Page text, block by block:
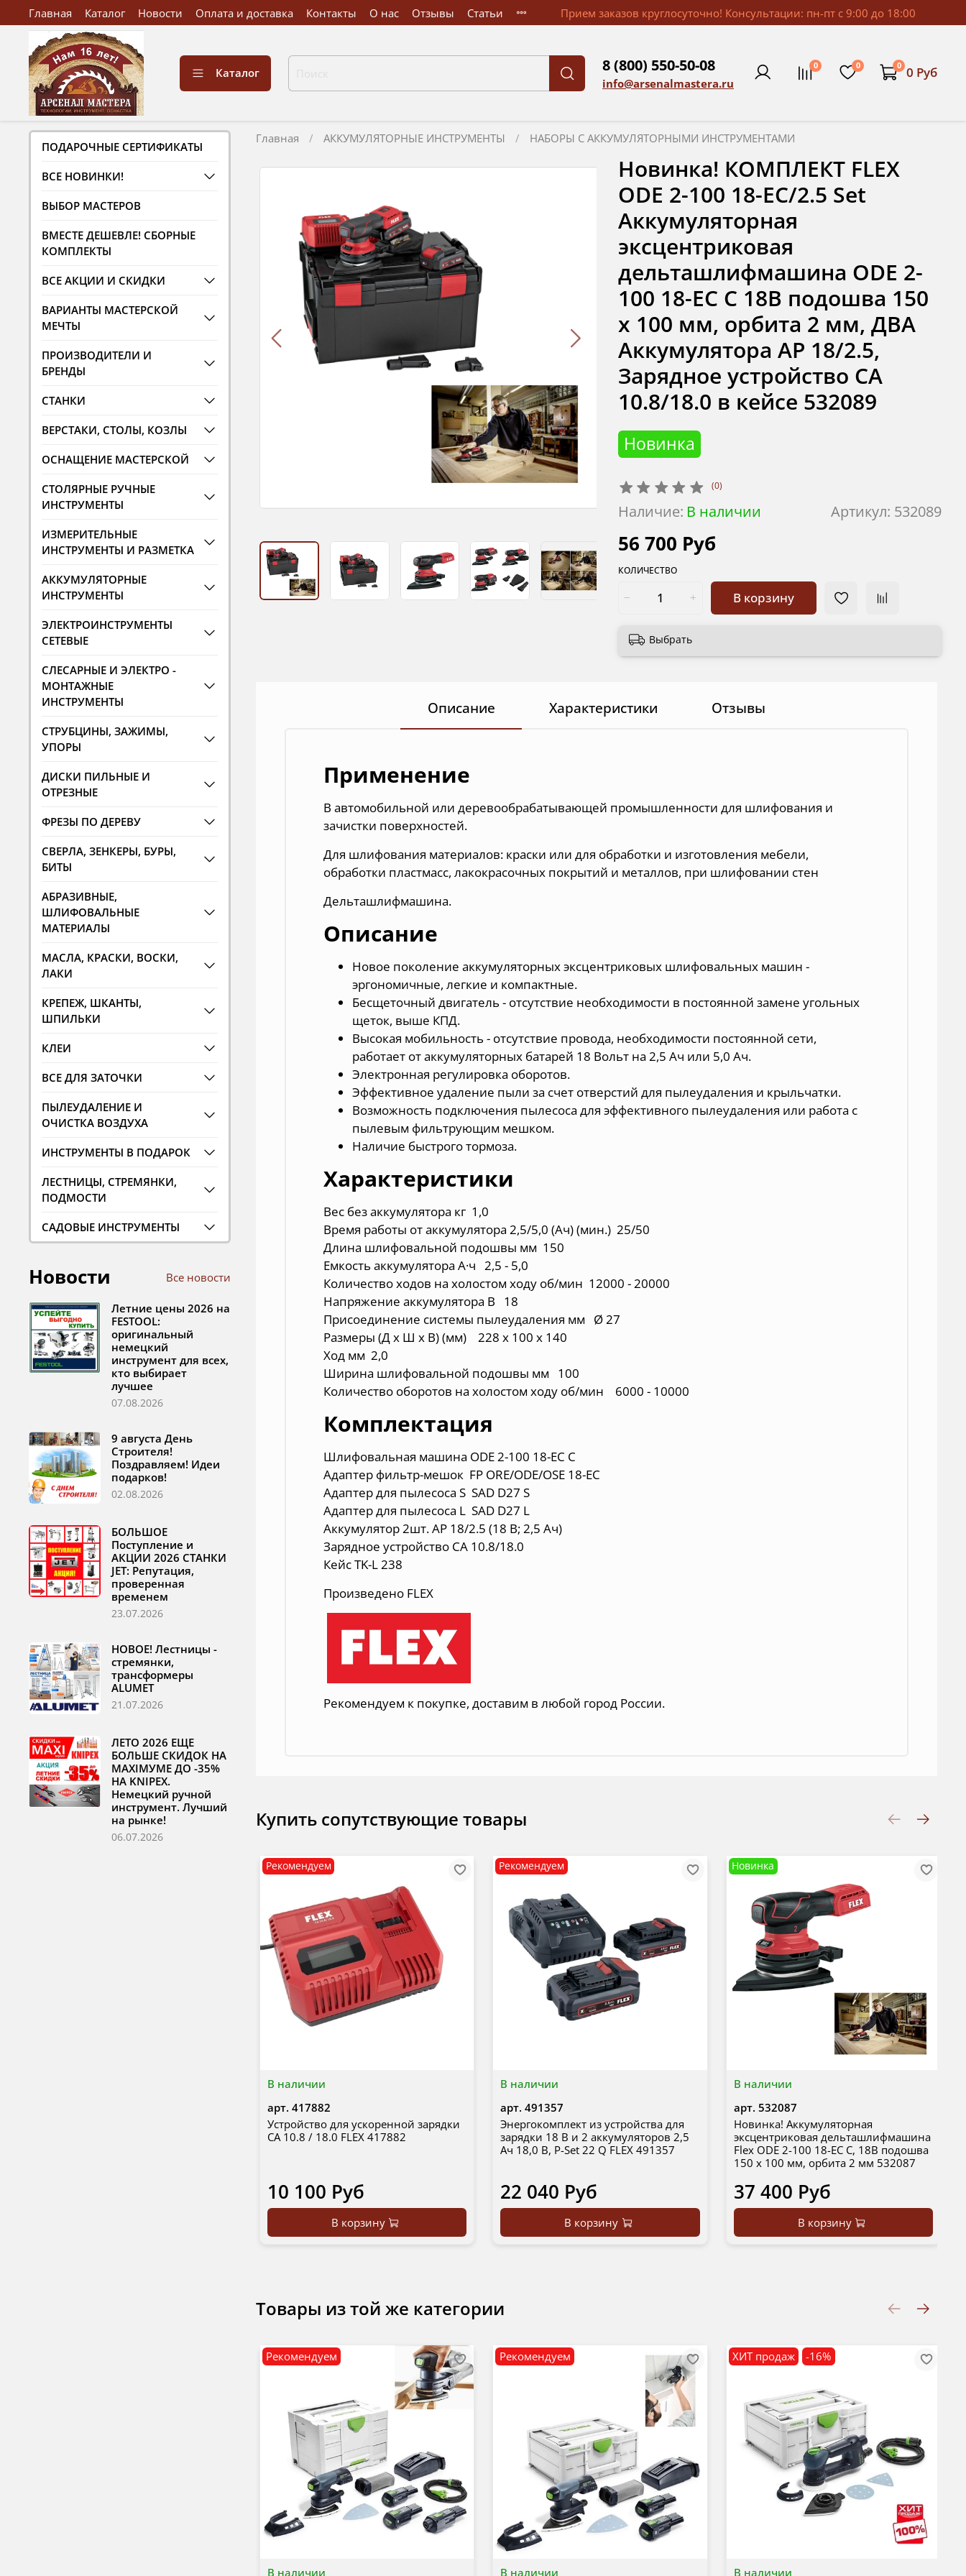
Главная Каталог Новости Оплата и доставка Контакты О нас Отзывы Статьи Прием заказов круглосуточно! Консультации: пн-пт с 9:00 до 18:00
Каталог 8 (800) 550-50-08
info@arsenalmastera.ru
0 0 0 0 Руб
Главная АККУМУЛЯТОРНЫЕ ИНСТРУМЕНТЫ НАБОРЫ С АККУМУЛЯТОРНЫМИ ИНСТРУМЕНТАМИ
(0)
Артикул: 532089
Наличие: В наличии
Новинка
Новинка! КОМПЛЕКТ FLEX
ODE 2-100 18-EC/2.5 Set
Аккумуляторная
эксцентриковая
дельташлифмашина ODE 2-
100 18-EC C 18В подошва 150
х 100 мм, орбита 2 мм, ДВА
Аккумулятора АР 18/2.5,
Зарядное устройство СА
10.8/18.0 в кейсе 532089
56 700 Руб
КОЛИЧЕСТВО
В корзину
Выбрать
Описание Характеристики Отзывы
Применение
В автомобильной или деревообрабатывающей промышленности для шлифования и
зачистки поверхностей.
Для шлифования материалов: краски или для обработки и изготовления мебели,
обработки пластмасс, лакокрасочных покрытий и металлов, при шлифовании стен
Дельташлифмашина.
Описание
Новое поколение аккумуляторных эксцентриковых шлифовальных машин -
эргономичные, легкие и компактные.
Бесщеточный двигатель - отсутствие необходимости в постоянной замене угольных
щеток, выше КПД.
Высокая мобильность - отсутствие провода, необходимости постоянной сети,
работает от аккумуляторных батарей 18 Вольт на 2,5 Ач или 5,0 Ач.
Электронная регулировка оборотов.
Эффективное удаление пыли за счет отверстий для пылеудаления и крыльчатки.
Возможность подключения пылесоса для эффективного пылеудаления или работа с
пылевым фильтрующим мешком.
Наличие быстрого тормоза.
Характеристики
Вес без аккумулятора кг 1,0
Время работы от аккумулятора 2,5/5,0 (Ач) (мин.) 25/50
Длина шлифовальной подошвы мм 150
Емкость аккумулятора А·ч 2,5 - 5,0
Количество ходов на холостом ходу об/мин 12000 - 20000
Напряжение аккумулятора В 18
Присоединение системы пылеудаления мм Ø 27
Размеры (Д x Ш x В) (мм) 228 х 100 х 140
Ход мм 2,0
Ширина шлифовальной подошвы мм 100
Количество оборотов на холостом ходу об/мин 6000 - 10000
Комплектация
Шлифовальная машина ODE 2-100 18-EC C
Адаптер фильтр-мешок FP ORE/ODE/OSE 18-EC
Адаптер для пылесоса S SAD D27 S
Адаптер для пылесоса L SAD D27 L
Аккумулятор 2шт. АР 18/2.5 (18 В; 2,5 Ач)
Зарядное устройство СА 10.8/18.0
Кейс TK-L 238
Произведено FLEX
Рекомендуем к покупке, доставим в любой город России.
Купить сопутствующие товары
В наличии
Рекомендуем
арт. 417882
Устройство для ускоренной зарядки
CA 10.8 / 18.0 FLEX 417882
10 100 Руб
В корзину
В наличии
Рекомендуем
арт.491357
Энергокомплект из устройства для
зарядки 18 В и 2 аккумуляторов 2,5
Ач 18,0 В, P-Set 22 Q FLEX 491357
22 040 Руб
В корзину
В наличии
Новинка
арт. 532087
Новинка! Аккумуляторная
эксцентриковая дельташлифмашина
Flex ODE 2-100 18-EC C, 18В подошва
150 х 100 мм, орбита 2 мм 532087
37 400 Руб
В корзину
Товары из той же категории
В наличии
Рекомендуем
В наличии
Рекомендуем
В наличии
ХИТ продаж -16%
ПОДАРОЧНЫЕ СЕРТИФИКАТЫ
ВСЕ НОВИНКИ!
ВЫБОР МАСТЕРОВ
ВМЕСТЕ ДЕШЕВЛЕ! СБОРНЫЕ
КОМПЛЕКТЫ
ВСЕ АКЦИИ И СКИДКИ
ВАРИАНТЫ МАСТЕРСКОЙ
МЕЧТЫ
ПРОИЗВОДИТЕЛИ И
БРЕНДЫ
СТАНКИ
ВЕРСТАКИ, СТОЛЫ, КОЗЛЫ
ОСНАЩЕНИЕ МАСТЕРСКОЙ
СТОЛЯРНЫЕ РУЧНЫЕ
ИНСТРУМЕНТЫ
ИЗМЕРИТЕЛЬНЫЕ
ИНСТРУМЕНТЫ И РАЗМЕТКА
АККУМУЛЯТОРНЫЕ
ИНСТРУМЕНТЫ
ЭЛЕКТРОИНСТРУМЕНТЫ
СЕТЕВЫЕ
СЛЕСАРНЫЕ И ЭЛЕКТРО -
МОНТАЖНЫЕ
ИНСТРУМЕНТЫ
СТРУБЦИНЫ, ЗАЖИМЫ,
УПОРЫ
ДИСКИ ПИЛЬНЫЕ И
ОТРЕЗНЫЕ
ФРЕЗЫ ПО ДЕРЕВУ
СВЕРЛА, ЗЕНКЕРЫ, БУРЫ,
БИТЫ
АБРАЗИВНЫЕ,
ШЛИФОВАЛЬНЫЕ
МАТЕРИАЛЫ
МАСЛА, КРАСКИ, ВОСКИ,
ЛАКИ
КРЕПЕЖ, ШКАНТЫ,
ШПИЛЬКИ
КЛЕИ
ВСЕ ДЛЯ ЗАТОЧКИ
ПЫЛЕУДАЛЕНИЕ И
ОЧИСТКА ВОЗДУХА
ИНСТРУМЕНТЫ В ПОДАРОК
ЛЕСТНИЦЫ, СТРЕМЯНКИ,
ПОДМОСТИ
САДОВЫЕ ИНСТРУМЕНТЫ
Новости Все новости
Летние цены 2026 на
FESTOOL:
оригинальный
немецкий
инструмент для всех,
кто выбирает
лучшее
07.08.2026
9 августа День
Строителя!
Поздравляем! Идеи
подарков!
02.08.2026
БОЛЬШОЕ
Поступление и
АКЦИИ 2026 СТАНКИ
JET: Репутация,
проверенная
временем
23.07.2026
НОВОЕ! Лестницы -
стремянки,
трансформеры
ALUMET
21.07.2026
ЛЕТО 2026 ЕЩЕ
БОЛЬШЕ СКИДОК НА
MAXIМУМЕ ДО -35%
НА KNIPEX.
Немецкий ручной
инструмент. Лучший
на рынке!
06.07.2026